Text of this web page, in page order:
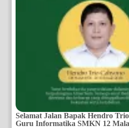
Selamat Jalan Bapak Hendro
Guru Informatika SMKN 12